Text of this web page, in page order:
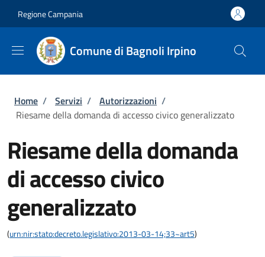
Regione Campania
Comune di Bagnoli Irpino
Briciole di pane
Home / Servizi / Autorizzazioni /
Riesame della domanda di accesso civico generalizzato
Riesame della domanda
di accesso civico
generalizzato
(urn:nir:stato:decreto.legislativo:2013-03-14;33~art5)